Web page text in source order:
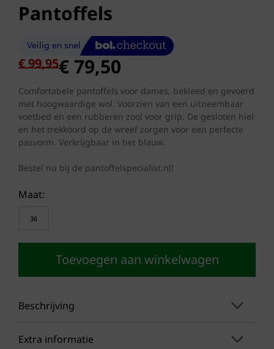
Pantoffels
€99,95
Oorspronkelijke
was:
€ 99,95.
€ 79,50
Huidige
is:
€ 79,50.
Comfortabele pantoffels voor dames, bekleed en gevoerd
met hoogwaardige wol. Voorzien van een uitneembaar
voetbed en een rubberen zool voor grip. De gesloten hiel
en het trekkoord op de wreef zorgen voor een perfecte
pasvorm. Verkrijgbaar in het blauw.
Bestel nu bij de pantoffelspecialist.nl!
Maat:
36
Toevoegen aan winkelwagen
Beschrijving
Extra informatie